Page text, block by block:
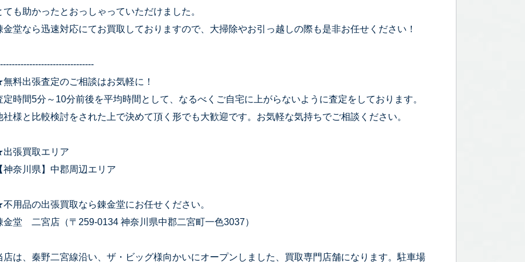
ても助かったとおっしゃっていただけました。
金堂なら迅速対応にてお買取しておりますので、大掃除やお引っ越しの際も是非お任せください！
料出張査定のご相談はお気軽に！
定時間5分～10分前後を平均時間として、なるべくご自宅に上がらないように査定をしております。
社様と比較検討をされた上で決めて頂く形でも大歓迎です。お気軽な気持ちでご相談ください。
張買取エリア
神奈川県】中郡周辺エリア
用品の出張買取なら錬金堂にお任せください。
金堂 二宮店（〒259-0134 神奈川県中郡二宮町一色3037）
店は、秦野二宮線沿い、ザ・ビッグ様向かいにオープンしました、買取専門店舗になります。駐車場